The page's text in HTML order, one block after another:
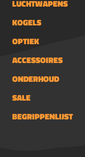
LUCHTWAPENS
KOGELS
OPTIEK
ACCESSOIRES
ONDERHOUD
SALE
BEGRIPPENLIJST